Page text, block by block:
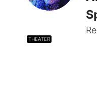
THEATER